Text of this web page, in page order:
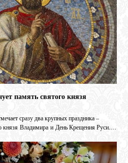
память святого князя
сразу два крупных праздника –
князя Владимира и День Крещения Руси.…